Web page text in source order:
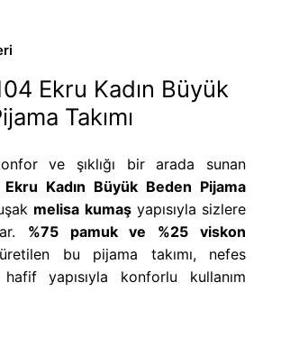
Ekru Kadın Büyük
Takımı
ve şıklığı bir arada sunan
Kadın Büyük Beden Pijama
melisa kumaşyapısıyla sizlere
%75 pamuk ve %25 viskon
üretilen bu pijama takımı, nefes
yapısıyla konforlu kullanım